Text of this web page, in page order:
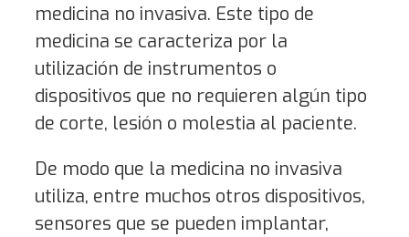
medicina no invasiva. Este tipo de
medicina se caracteriza por la
utilización de instrumentos o
dispositivos que no requieren algún tipo
de corte, lesión o molestia al paciente.
De modo que la medicina no invasiva
utiliza, entre muchos otros dispositivos,
sensores que se pueden implantar,